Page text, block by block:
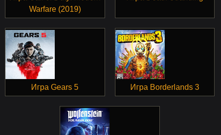
Warfare (2019)
Игра Gears 5 Игра Borderlands 3